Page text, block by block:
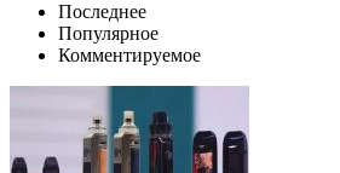
Последнее
Популярное
Комментируемое